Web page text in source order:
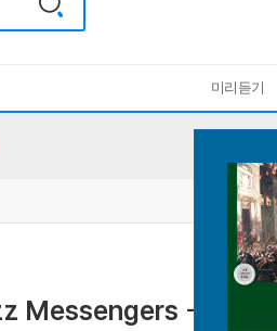
미리듣기
Messengers -